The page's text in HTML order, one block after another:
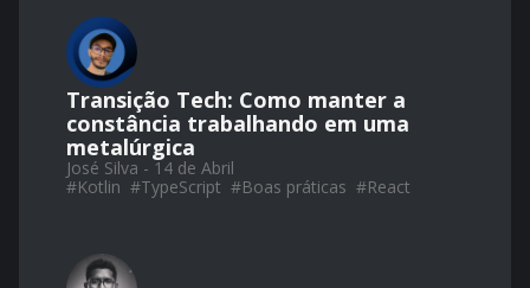
Transição Tech: Como manter a
constância trabalhando em uma
metalúrgica
José Silva - 14 de Abril
#Kotlin #TypeScript #Boas práticas #React